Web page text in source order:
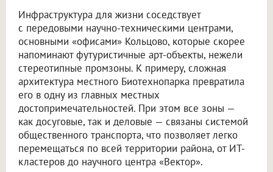
Инфраструктура для жизни соседствует
с передовыми научно-техническими центрами,
основными «офисами» Кольцово, которые скорее
напоминают футуристичные арт-объекты, нежели
стереотипные промзоны. К примеру, сложная
архитектура местного Биотехнопарка превратила
его в одну из главных местных
достопримечательностей. При этом все зоны —
как досуговые, так и деловые — связаны системой
общественного транспорта, что позволяет легко
перемещаться по всей территории района, от ИТ-
кластеров до научного центра «Вектор».